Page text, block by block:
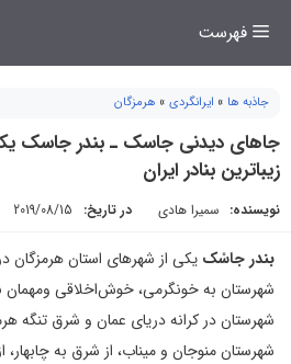
فهرست
جاذبه ها » ایرانگردی » هرمزگان
جاهای دیدنی جاسک ـ بندر جاسک
زیباترین بنادر ایران
نویسنده: سمیرا هادی در تاریخ: 2019/08/15
بندر جاسْک یکی از شهرهای استان هرمزگان
شهرستان به خونگرمی، خوش‌اخلاقی ومهمان
شهرستان در کرانه دریای عمان و شرق تنگه
شهرستان منوجان و میناب، از شرق به